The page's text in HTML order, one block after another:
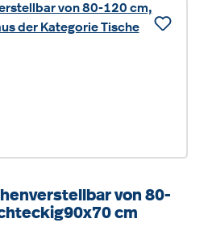
von 80-
cm